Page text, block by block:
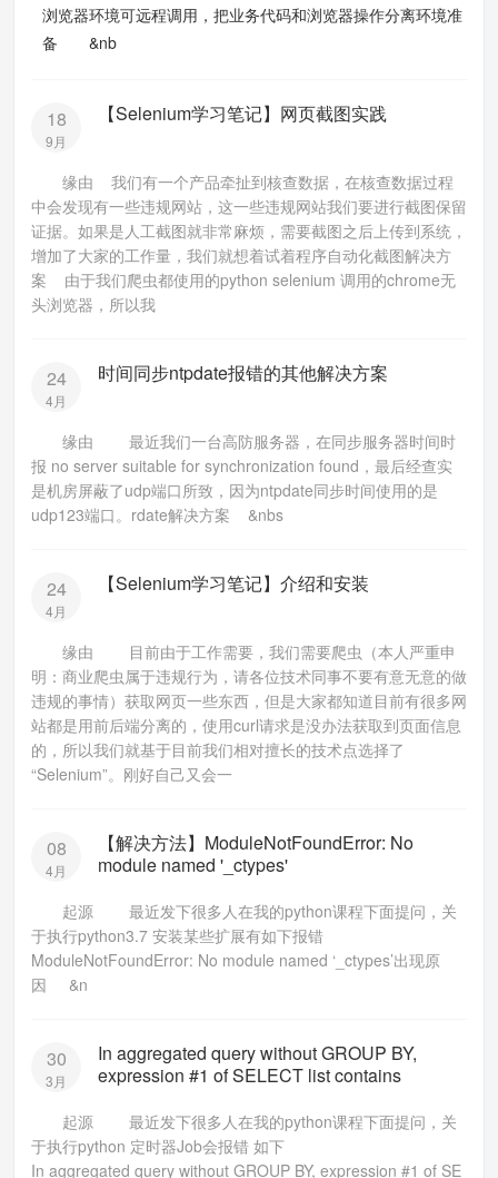
浏览器环境可远程调用，把业务代码和浏览器操作分离环境准
备 &nb
18
9月
【Selenium学习笔记】网页截图实践
缘由 我们有一个产品牵扯到核查数据，在核查数据过程
中会发现有一些违规网站，这一些违规网站我们要进行截图保留
证据。如果是人工截图就非常麻烦，需要截图之后上传到系统，
增加了大家的工作量，我们就想着试着程序自动化截图解决方
案 由于我们爬虫都使用的python selenium 调用的chrome无
头浏览器，所以我
24
4月
时间同步ntpdate报错的其他解决方案
缘由 最近我们一台高防服务器，在同步服务器时间时
报 no server suitable for synchronization found，最后经查实
是机房屏蔽了udp端口所致，因为ntpdate同步时间使用的是
udp123端口。rdate解决方案 &nbs
24
4月
【Selenium学习笔记】介绍和安装
缘由 目前由于工作需要，我们需要爬虫（本人严重申
明：商业爬虫属于违规行为，请各位技术同事不要有意无意的做
违规的事情）获取网页一些东西，但是大家都知道目前有很多网
站都是用前后端分离的，使用curl请求是没办法获取到页面信息
的，所以我们就基于目前我们相对擅长的技术点选择了
“Selenium”。刚好自己又会一
08
4月
【解决方法】ModuleNotFoundError: No
module named '_ctypes'
起源 最近发下很多人在我的python课程下面提问，关
于执行python3.7 安装某些扩展有如下报错
ModuleNotFoundError: No module named ‘_ctypes’出现原
因 &n
30
3月
In aggregated query without GROUP BY,
expression #1 of SELECT list contains
起源 最近发下很多人在我的python课程下面提问，关
于执行python 定时器Job会报错 如下
In aggregated query without GROUP BY, expression #1 of SE